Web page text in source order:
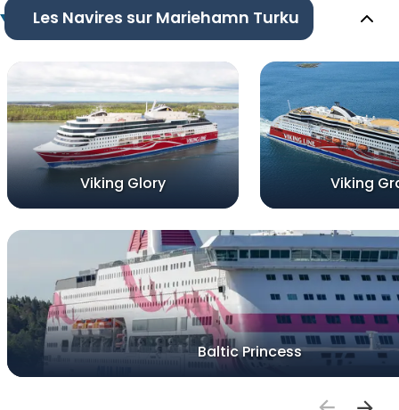
Les Navires sur Mariehamn Turku
Viking Glory Viking
Baltic Princess